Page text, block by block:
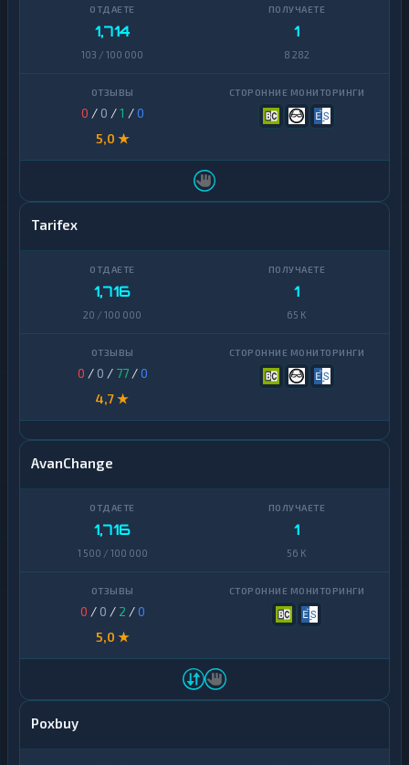
1,714
103 / 100 000
1
8 282
0 / 0 /1 /0
5,0 ★
Tarifex
1,716
20 / 100 000
1
65 K
0 / 0 / 77/0
4,7 ★
AvanChange
1,716
1 500 / 100 000
1
56 K
0 / 0 / 2 /0
5,0 ★
Poxbuy